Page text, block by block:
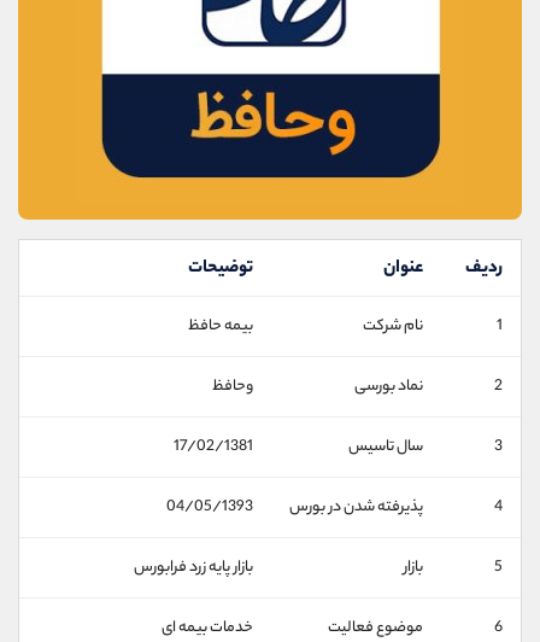
ردیف عنوان توضیحات
1 نام شرکت بیمه حافظ
2 نماد بورسی وحافظ
3 سال تاسیس 17/02/1381
4 پذیرفته شدن در بورس 04/05/1393
5 بازار بازار پايه زرد فرابورس
6 موضوع فعالیت خدمات بیمه ای
پشتیبان فروش
تلگرام @Armteam_admin_103